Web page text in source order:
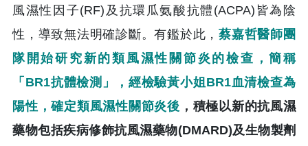
風濕性因子(RF)及抗環瓜氨酸抗體(ACPA)皆為陰
性，導致無法明確診斷。有鑑於此，蔡嘉哲醫師團
隊開始研究新的類風濕性關節炎的檢查，簡稱
「BR1抗體檢測」，經檢驗黃小姐BR1血清檢查為
陽性，確定類風濕性關節炎後 ，積極以新的抗風濕
藥物包括疾病修飾抗風濕藥物(DMARD)及生物製劑